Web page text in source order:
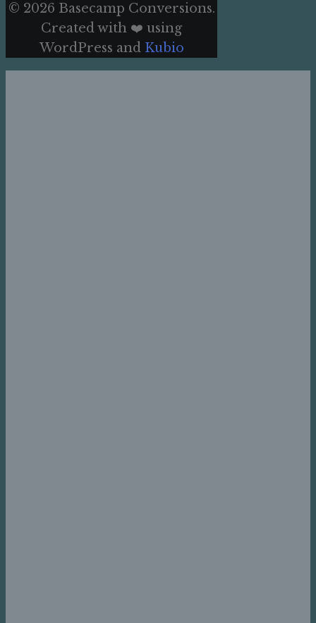
© 2026 Basecamp Conversions.
Created with ❤️ using
WordPress and Kubio